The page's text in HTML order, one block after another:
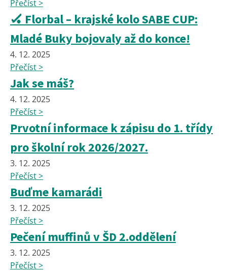
Přečíst >
🏑 Florbal – krajské kolo SABE CUP:
Mladé Buky bojovaly až do konce!
4. 12. 2025
Přečíst >
Jak se máš?
4. 12. 2025
Přečíst >
Prvotní informace k zápisu do 1. třídy
pro školní rok 2026/2027.
3. 12. 2025
Přečíst >
Buďme kamarádi
3. 12. 2025
Přečíst >
Pečení muffinů v ŠD 2.oddělení
3. 12. 2025
Přečíst >